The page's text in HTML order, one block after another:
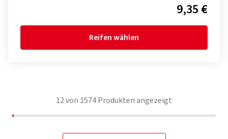
9,35 €
Reifen wählen
12von 1574Produkten angezeigt